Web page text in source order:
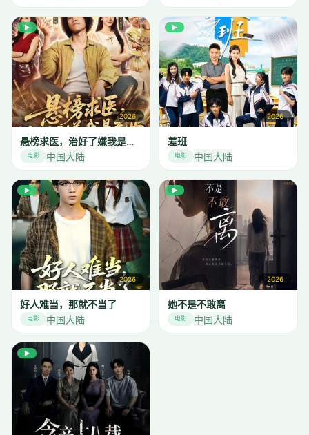
2026
▶
悬榜求医，治好了嫌我是乞丐
电影 中国大陆
2026
▶
差班
电影 中国大陆
2026
▶
好人难当，那就不当了
电影 中国大陆
2026
▶
她不是不敢离
电影 中国大陆
▶